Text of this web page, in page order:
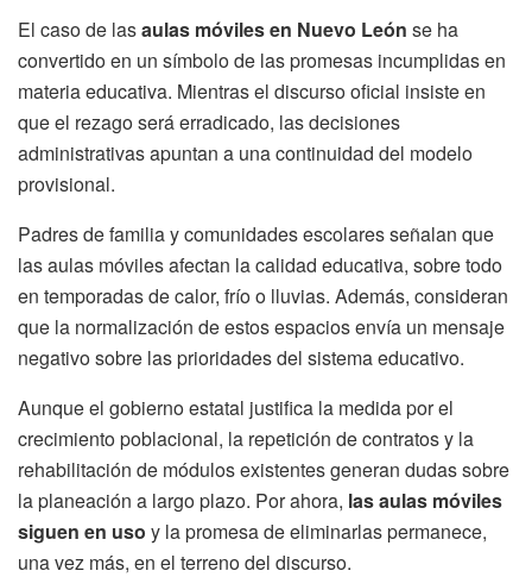
El caso de lasaulas móviles en Nuevo León se ha
convertido en un símbolo de las promesas incumplidas en
materia educativa. Mientras el discurso oficial insiste en
que el rezago será erradicado, las decisiones
administrativas apuntan a una continuidad del modelo
provisional.
Padres de familia y comunidades escolares señalan que
las aulas móviles afectan la calidad educativa, sobre todo
en temporadas de calor, frío o lluvias. Además, consideran
que la normalización de estos espacios envía un mensaje
negativo sobre las prioridades del sistema educativo.
Aunque el gobierno estatal justifica la medida por el
crecimiento poblacional, la repetición de contratos y la
rehabilitación de módulos existentes generan dudas sobre
la planeación a largo plazo. Por ahora, las aulas móviles
siguen en uso y la promesa de eliminarlas permanece,
una vez más, en el terreno del discurso.